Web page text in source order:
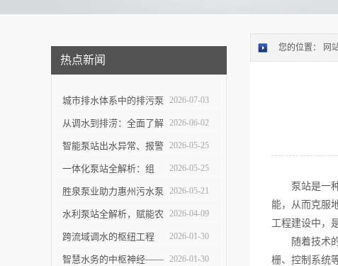
热点新闻
城市排水体系中的排污泵
站：功能定位与维护策略
2026-07-03
从调水到排涝：全面了解
大型泵站的功能与构造
2026-06-02
智能泵站出水异常、报警
频发怎么办？
2026-05-25
一体化泵站全解析：组
成、优势与应用实操指南
2026-05-25
胜泉泵业助力惠州污水泵
站项目落地
2026-05-21
水利泵站全解析，赋能农
田灌溉与防洪排涝
2026-04-09
跨流域调水的枢纽工程
——大型泵站的建设与技
2026-01-30
智慧水务的中枢神经—— 2026-01-30
您的位置： 网
泵站是一种
能，从而克服
工程建设中，
随着技术的
栅、控制系统